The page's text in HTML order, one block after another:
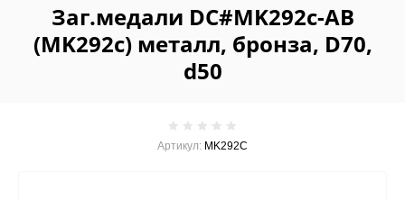
Заг.медали DC#MK292c-AB
(MK292c) металл, бронза, D70,
d50
Артикул: MK292C